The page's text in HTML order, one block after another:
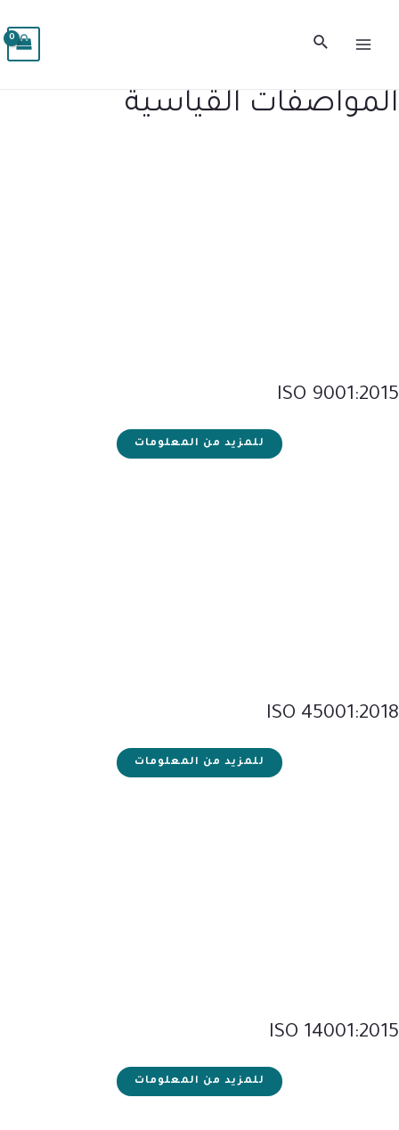
MENUالبحث
المواصفات القياسية
ISO 9001:2015
للمزيد من المعلومات
ISO 45001:2018
للمزيد من المعلومات
ISO 14001:2015
للمزيد من المعلومات